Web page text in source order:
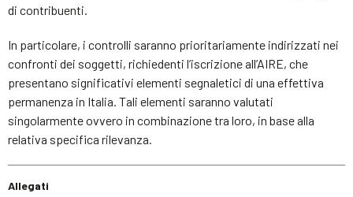
di contribuenti.
In particolare, i controlli saranno prioritariamente indirizzati nei
confronti dei soggetti, richiedenti l’iscrizione all’AIRE, che
presentano significativi elementi segnaletici di una effettiva
permanenza in Italia. Tali elementi saranno valutati
singolarmente ovvero in combinazione tra loro, in base alla
relativa specifica rilevanza.
Allegati